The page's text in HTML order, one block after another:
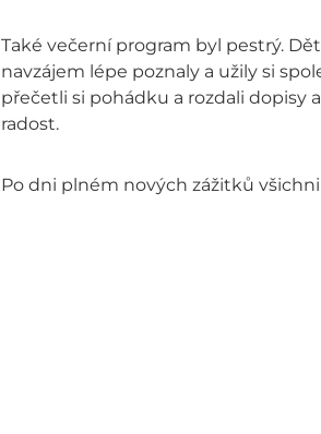
Také večerní program byl pestrý.
navzájem lépe poznaly a užily si
přečetli si pohádku a rozdali dopisy
radost.
Po dni plném nových zážitků